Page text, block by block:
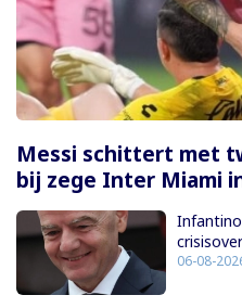
Messi schittert met
bij zege Inter Miami
06-08-